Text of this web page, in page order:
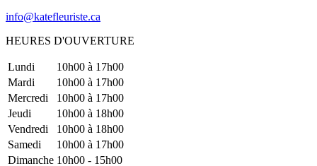
info@katefleuriste.ca
HEURES D'OUVERTURE
Lundi
10h00 à 17h00
Mardi
10h00 à 17h00
Mercredi
10h00 à 17h00
Jeudi
10h00 à 18h00
Vendredi
10h00 à 18h00
Samedi
10h00 à 17h00
Dimanche 10h00 - 15h00